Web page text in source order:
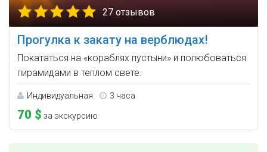
27 отзывов
Прогулка к закату на верблюдах!
Покататься на «кораблях пустыни» и полюбоваться
пирамидами в теплом свете.
Индивидуальная 3 часа
70 $ за экскурсию